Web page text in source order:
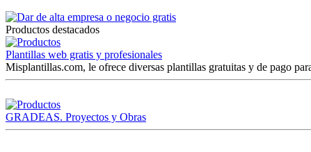
Productos destacados
Plantillas web gratis y profesionales
Misplantillas.com, le ofrece diversas plantillas gratuitas y de pago
GRADEAS. Proyectos y Obras